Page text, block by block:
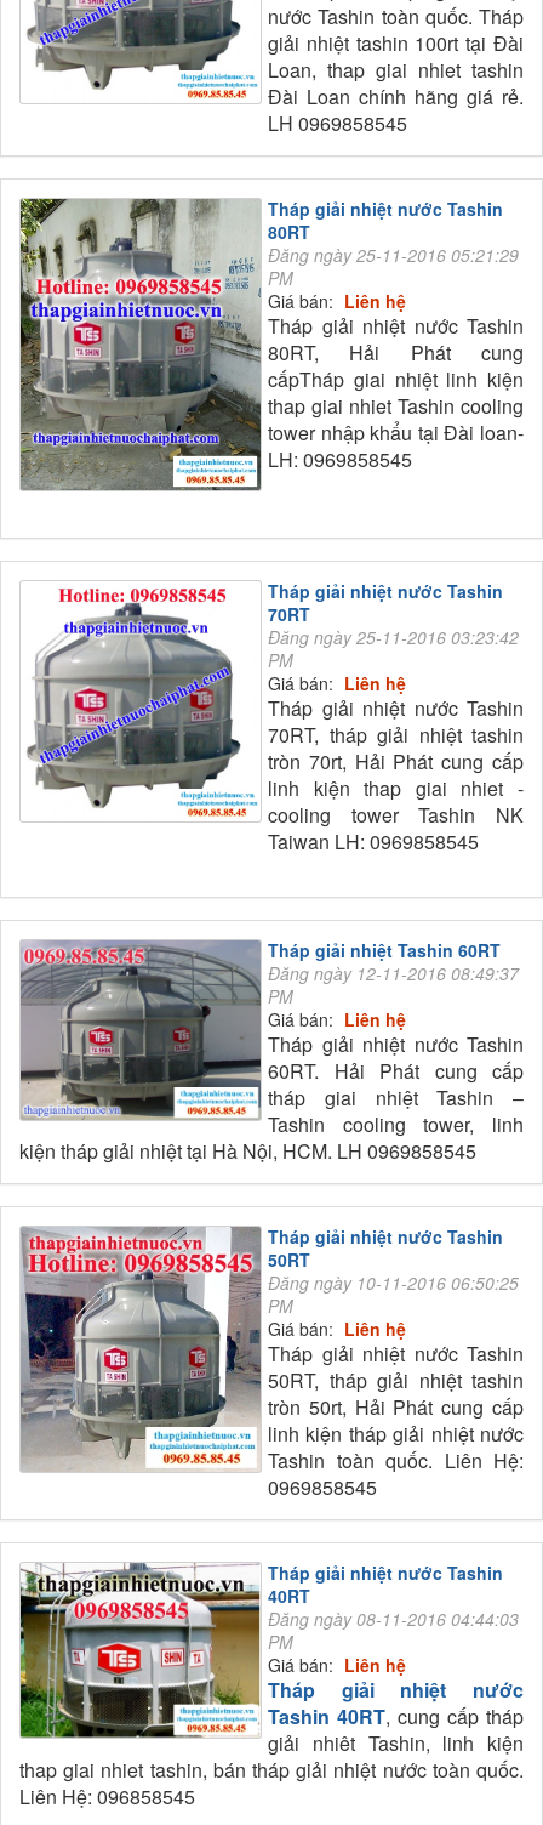
nước Tashin toàn quốc. Tháp
giải nhiệt tashin 100rt tại Đài
Loan, thap giai nhiet tashin
Đài Loan chính hãng giá rẻ.
LH 0969858545
Tháp giải nhiệt nước Tashin
80RT
Đăng ngày 25-11-2016 05:21:29
PM
Giá bán: Liên hệ
Tháp giải nhiệt nước Tashin
80RT, Hải Phát cung
cấpTháp giai nhiệt linh kiện
thap giai nhiet Tashin cooling
tower nhập khẩu tại Đài loan-
LH: 0969858545
Tháp giải nhiệt nước Tashin
70RT
Đăng ngày 25-11-2016 03:23:42
PM
Giá bán: Liên hệ
Tháp giải nhiệt nước Tashin
70RT, tháp giải nhiệt tashin
tròn 70rt, Hải Phát cung cấp
linh kiện thap giai nhiet -
cooling tower Tashin NK
Taiwan LH: 0969858545
Tháp giải nhiệt Tashin 60RT
Đăng ngày 12-11-2016 08:49:37
PM
Giá bán: Liên hệ
Tháp giải nhiệt nước Tashin
60RT. Hải Phát cung cấp
tháp giai nhiệt Tashin –
Tashin cooling tower, linh
kiện tháp giải nhiệt tại Hà Nội, HCM. LH 0969858545
Tháp giải nhiệt nước Tashin
50RT
Đăng ngày 10-11-2016 06:50:25
PM
Giá bán: Liên hệ
Tháp giải nhiệt nước Tashin
50RT, tháp giải nhiệt tashin
tròn 50rt, Hải Phát cung cấp
linh kiện tháp giải nhiệt nước
Tashin toàn quốc. Liên Hệ:
0969858545
Tháp giải nhiệt nước Tashin
40RT
Đăng ngày 08-11-2016 04:44:03
PM
Giá bán: Liên hệ
Tháp giải nhiệt nước
Tashin 40RT, cung cấp tháp
giải nhiêt Tashin, linh kiện
thap giai nhiet tashin, bán tháp giải nhiệt nước toàn quốc.
Liên Hệ: 096858545